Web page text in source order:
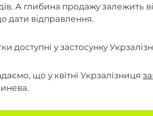
А глибина продажу залежить
дати відправлення.
доступні у застосунку
що у квітні Укрзалізниця